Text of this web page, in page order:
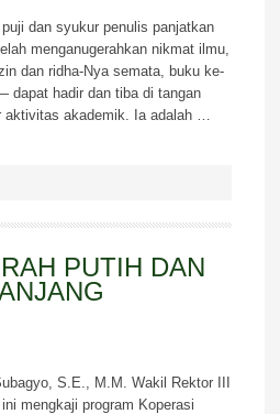
dan syukur penulis panjatkan
menganugerahkan nikmat ilmu,
dan ridha-Nya semata, buku ke-
dapat hadir dan tiba di tangan
aktivitas akademik. Ia adalah …
PUTIH DAN
S.E., M.M. Wakil Rektor III
mengkaji program Koperasi